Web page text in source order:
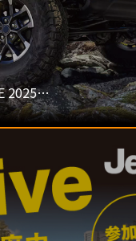
2025…